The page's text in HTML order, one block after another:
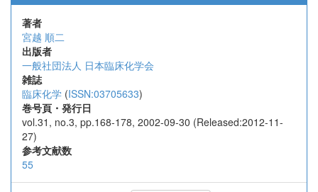
著者
宮越 順二
出版者
一般社団法人 日本臨床化学会
雑誌
臨床化学 (ISSN:03705633)
巻号頁・発行日
vol.31, no.3, pp.168-178, 2002-09-30 (Released:2012-11-
27)
参考文献数
55